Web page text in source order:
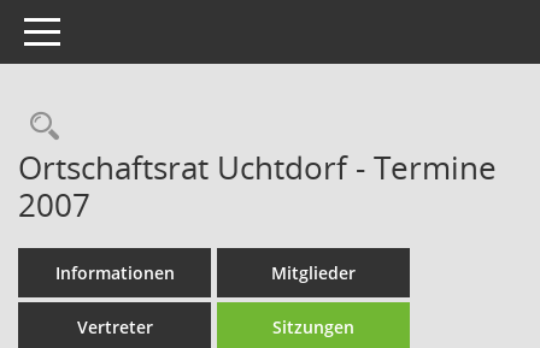
Toggle navigation
Rechercheauswahl
Ortschaftsrat Uchtdorf - Termine
2007
Informationen Mitglieder
Vertreter Sitzungen